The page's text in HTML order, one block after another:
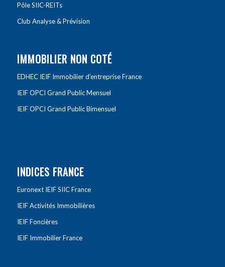
Pôle SIIC-REITs
Club Analyse & Prévision
IMMOBILIER NON COTÉ
EDHEC IEIF Immobilier d’entreprise France
IEIF OPCI Grand Public Mensuel
IEIF OPCI Grand Public Bimensuel
INDICES FRANCE
Euronext IEIF SIIC France
IEIF Activités Immobilières
IEIF Foncières
IEIF Immobilier France